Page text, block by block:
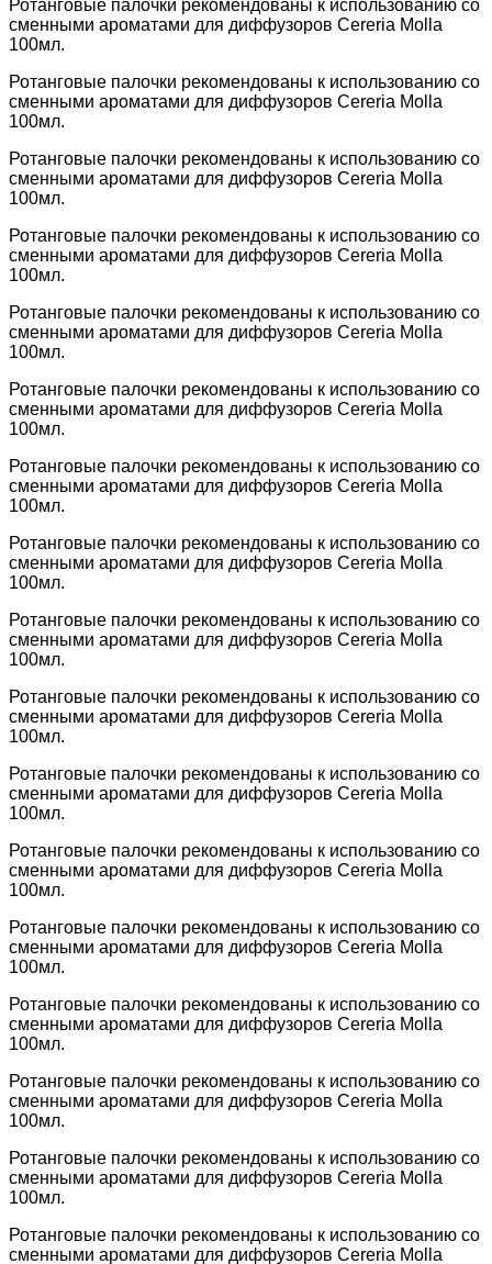
Ротанговые палочки рекомендованы к использованию со
сменными ароматами для диффузоров Cereria Molla
100мл.
Ротанговые палочки рекомендованы к использованию со
сменными ароматами для диффузоров Cereria Molla
100мл.
Ротанговые палочки рекомендованы к использованию со
сменными ароматами для диффузоров Cereria Molla
100мл.
Ротанговые палочки рекомендованы к использованию со
сменными ароматами для диффузоров Cereria Molla
100мл.
Ротанговые палочки рекомендованы к использованию со
сменными ароматами для диффузоров Cereria Molla
100мл.
Ротанговые палочки рекомендованы к использованию со
сменными ароматами для диффузоров Cereria Molla
100мл.
Ротанговые палочки рекомендованы к использованию со
сменными ароматами для диффузоров Cereria Molla
100мл.
Ротанговые палочки рекомендованы к использованию со
сменными ароматами для диффузоров Cereria Molla
100мл.
Ротанговые палочки рекомендованы к использованию со
сменными ароматами для диффузоров Cereria Molla
100мл.
Ротанговые палочки рекомендованы к использованию со
сменными ароматами для диффузоров Cereria Molla
100мл.
Ротанговые палочки рекомендованы к использованию со
сменными ароматами для диффузоров Cereria Molla
100мл.
Ротанговые палочки рекомендованы к использованию со
сменными ароматами для диффузоров Cereria Molla
100мл.
Ротанговые палочки рекомендованы к использованию со
сменными ароматами для диффузоров Cereria Molla
100мл.
Ротанговые палочки рекомендованы к использованию со
сменными ароматами для диффузоров Cereria Molla
100мл.
Ротанговые палочки рекомендованы к использованию со
сменными ароматами для диффузоров Cereria Molla
100мл.
Ротанговые палочки рекомендованы к использованию со
сменными ароматами для диффузоров Cereria Molla
100мл.
Ротанговые палочки рекомендованы к использованию со
сменными ароматами для диффузоров Cereria Molla